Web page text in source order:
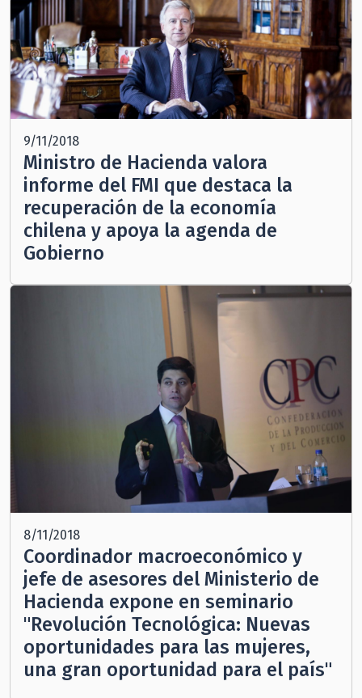
9/11/2018
Ministro de Hacienda valora
informe del FMI que destaca la
recuperación de la economía
chilena y apoya la agenda de
Gobierno
8/11/2018
Coordinador macroeconómico y
jefe de asesores del Ministerio de
Hacienda expone en seminario
"Revolución Tecnológica: Nuevas
oportunidades para las mujeres,
una gran oportunidad para el país"